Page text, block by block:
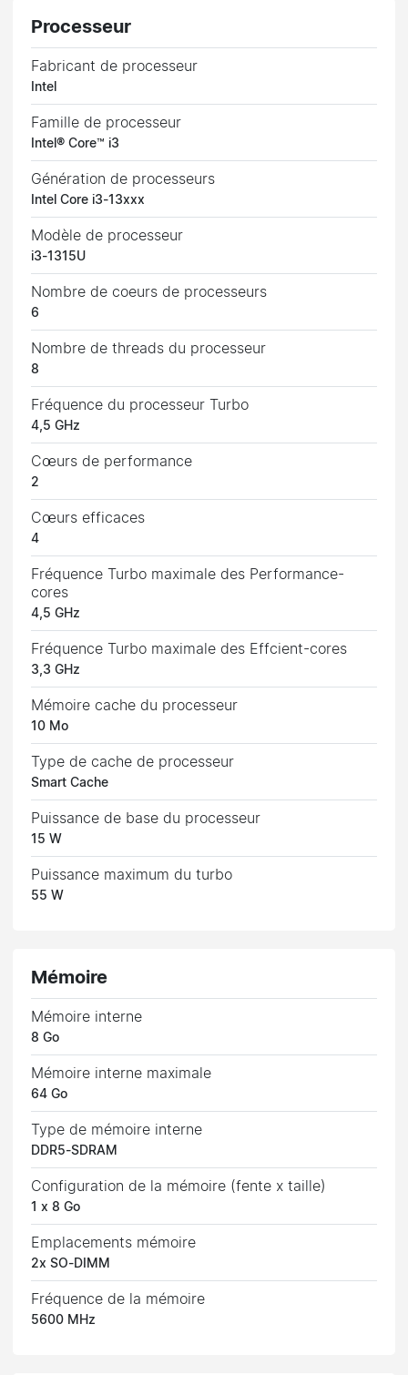
Processeur
Fabricant de processeur
Intel
Famille de processeur
Intel® Core™ i3
Génération de processeurs
Intel Core i3-13xxx
Modèle de processeur
i3-1315U
Nombre de coeurs de processeurs
6
Nombre de threads du processeur
8
Fréquence du processeur Turbo
4,5 GHz
Cœurs de performance
2
Cœurs efficaces
4
Fréquence Turbo maximale des Performance-
cores
4,5 GHz
Fréquence Turbo maximale des Effcient-cores
3,3 GHz
Mémoire cache du processeur
10 Mo
Type de cache de processeur
Smart Cache
Puissance de base du processeur
15 W
Puissance maximum du turbo
55 W
Mémoire
Mémoire interne
8 Go
Mémoire interne maximale
64 Go
Type de mémoire interne
DDR5-SDRAM
Configuration de la mémoire (fente x taille)
1 x 8 Go
Emplacements mémoire
2x SO-DIMM
Fréquence de la mémoire
5600 MHz